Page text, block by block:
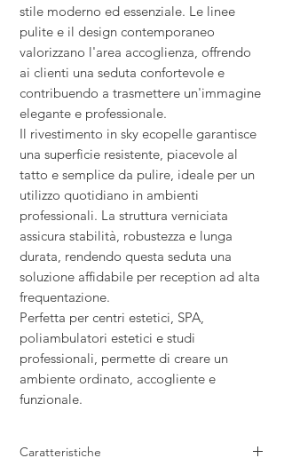
stile moderno ed essenziale. Le linee
pulite e il design contemporaneo
valorizzano l'area accoglienza, offrendo
ai clienti una seduta confortevole e
contribuendo a trasmettere un'immagine
elegante e professionale.
Il rivestimento in sky ecopelle garantisce
una superficie resistente, piacevole al
tatto e semplice da pulire, ideale per un
utilizzo quotidiano in ambienti
professionali. La struttura verniciata
assicura stabilità, robustezza e lunga
durata, rendendo questa seduta una
soluzione affidabile per reception ad alta
frequentazione.
Perfetta per centri estetici, SPA,
poliambulatori estetici e studi
professionali, permette di creare un
ambiente ordinato, accogliente e
funzionale.
Caratteristiche